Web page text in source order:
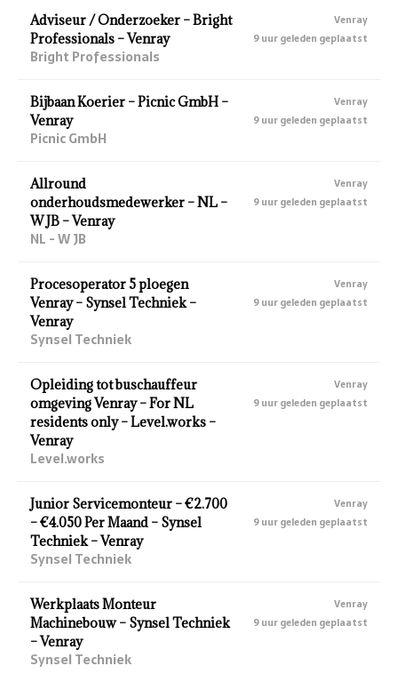
Adviseur / Onderzoeker – Bright
Professionals – Venray
Bright Professionals
Venray
9 uur geleden geplaatst
Bijbaan Koerier – Picnic GmbH –
Venray
Picnic GmbH
Venray
9 uur geleden geplaatst
Allround
onderhoudsmedewerker – NL –
W JB – Venray
NL - W JB
Venray
9 uur geleden geplaatst
Procesoperator 5 ploegen
Venray – Synsel Techniek –
Venray
Synsel Techniek
Venray
9 uur geleden geplaatst
Opleiding tot buschauffeur
omgeving Venray – For NL
residents only – Level.works –
Venray
Level.works
Venray
9 uur geleden geplaatst
Junior Servicemonteur – €2.700
– €4.050 Per Maand – Synsel
Techniek – Venray
Synsel Techniek
Venray
9 uur geleden geplaatst
Werkplaats Monteur
Machinebouw – Synsel Techniek
– Venray
Synsel Techniek
Venray
9 uur geleden geplaatst